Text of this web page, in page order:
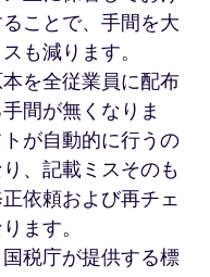
ことで、手間を大
も減ります。
を全従業員に配布
間が無くなりま
が自動的に行うの
、記載ミスそのも
依頼および再チェ
ます。
税庁が提供する標